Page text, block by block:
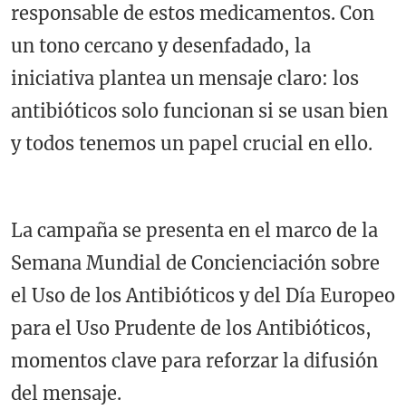
responsable de estos medicamentos. Con
un tono cercano y desenfadado, la
iniciativa plantea un mensaje claro: los
antibióticos solo funcionan si se usan bien
y todos tenemos un papel crucial en ello.
La campaña se presenta en el marco de la
Semana Mundial de Concienciación sobre
el Uso de los Antibióticos y del Día Europeo
para el Uso Prudente de los Antibióticos,
momentos clave para reforzar la difusión
del mensaje.